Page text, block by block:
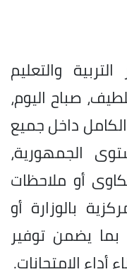
والتعليم
صباح اليوم،
داخل جميع
الجمهورية،
أو ملاحظات
بالوزارة أو
بما يضمن توفير
أداء الامتحانات.